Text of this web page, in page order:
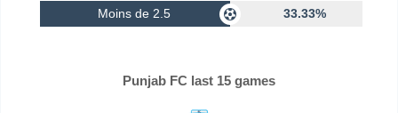
Moins de 2.5 33.33%
Punjab FC last 15 games